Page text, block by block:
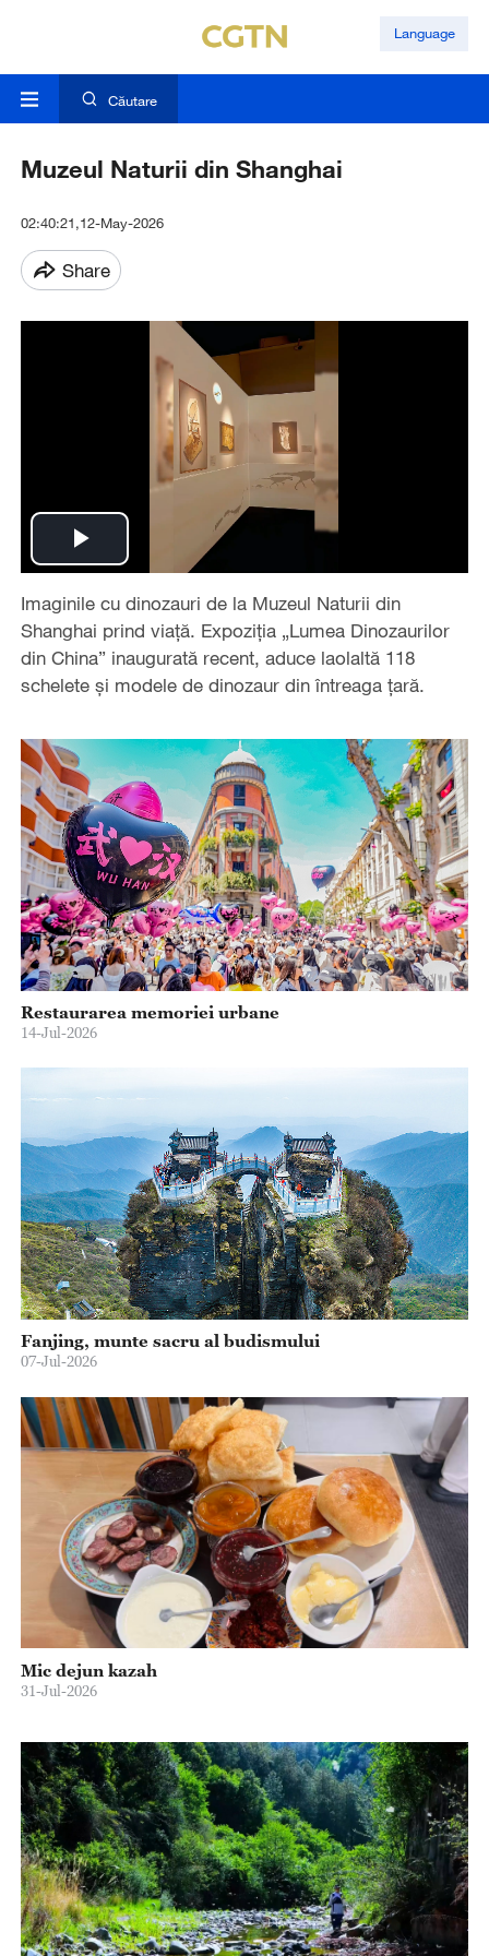
Language
Căutare
Muzeul Naturii din Shanghai
02:40:21,12-May-2026
Share
Play
Video
Imaginile cu dinozauri de la Muzeul Naturii din
Shanghai prind viață. Expoziția „Lumea Dinozaurilor
din China” inaugurată recent, aduce laolaltă 118
schelete și modele de dinozaur din întreaga țară.
Restaurarea memoriei urbane
14-Jul-2026
Fanjing, munte sacru al budismului
07-Jul-2026
Mic dejun kazah
31-Jul-2026